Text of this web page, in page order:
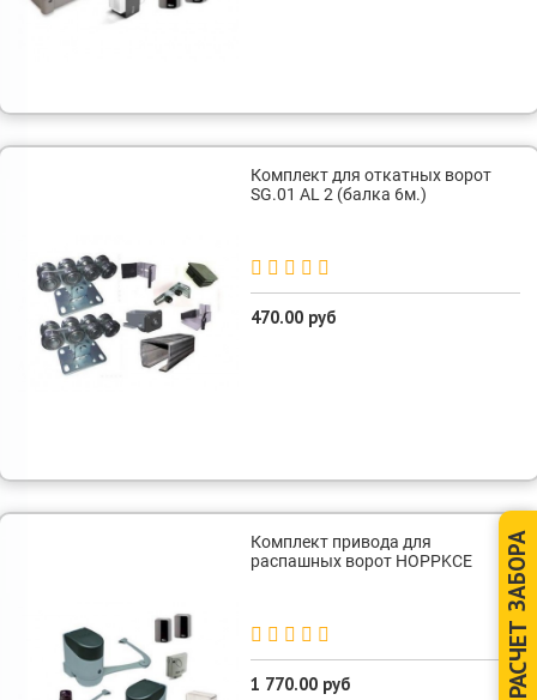
Комплект для откатных ворот
SG.01 AL 2 (балка 6м.)
470.00 руб
Комплект привода для
распашных ворот HOPPKCE
1 770.00 руб РАСЧЕТ
ЗАБОРА